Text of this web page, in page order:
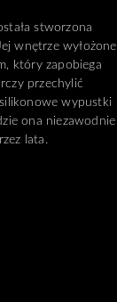
stworzona
wnętrze wyłożone
który zapobiega
przechylić
wypustki
ona niezawodnie
lata.